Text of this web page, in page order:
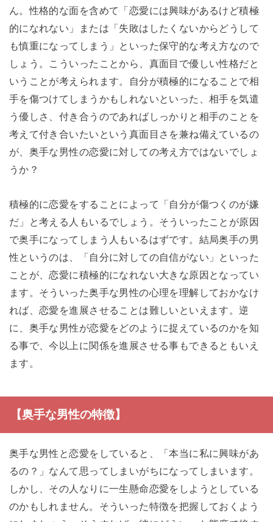
ん。性格的な面を含めて「恋愛には興味があるけど積極
的になれない」または「失敗はしたくないからどうして
も慎重になってしまう」といった保守的な考え方なので
しょう。こういったことから、真面目で優しい性格だと
いうことが考えられます。自分が積極的になることで相
手を傷つけてしまうかもしれないといった、相手を気遣
う優しさ、付き合うのであればしっかりと相手のことを
考えて付き合いたいという真面目さを兼ね備えているの
が、奥手な男性の恋愛に対しての考え方ではないでしょ
うか？
積極的に恋愛をすることによって「自分が傷つくのが嫌
だ」と考える人もいるでしょう。そういったことが原因
で奥手になってしまう人もいるはずです。結局奥手の男
性というのは、「自分に対しての自信がない」といった
ことが、恋愛に積極的になれない大きな原因となってい
ます。そういった奥手な男性の心理を理解しておかなけ
れば、恋愛を進展させることは難しいといえます。逆
に、奥手な男性が恋愛をどのように捉えているのかを知
る事で、今以上に関係を進展させる事もできるともいえ
ます。
【奥手な男性の特徴】
奥手な男性と恋愛をしていると、「本当に私に興味があ
るの？」なんて思ってしまいがちになってしまいます。
しかし、その人なりに一生懸命恋愛をしようとしている
のかもしれません。そういった特徴を把握しておくよう